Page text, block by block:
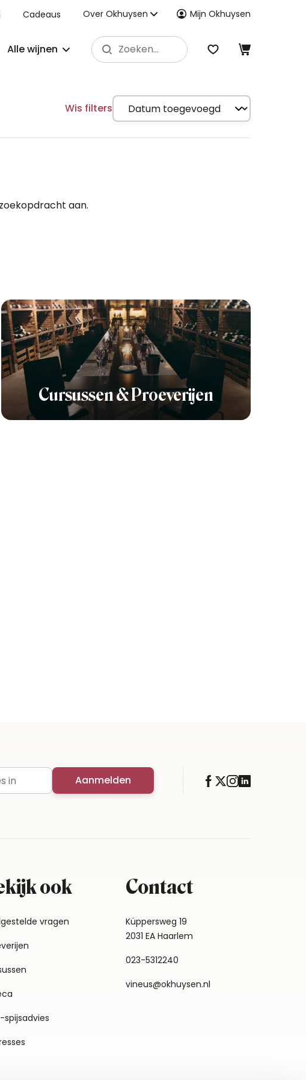
Cadeaus Over Okhuysen Mijn Okhuysen
Alle wijnen
Wis filters
aan.
Cursussen & Proeverijen
Aanmelden
ook
vragen
spijsadvies
Contact
Küppersweg 19
2031 EA Haarlem
023-5312240
vineus@okhuysen.nl